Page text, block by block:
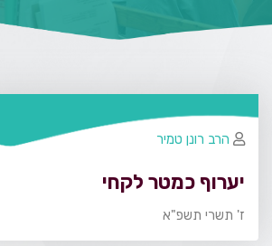
יערוף כמטר לקחי
ז' תשרי תשפ"א
הרב רונן טמיר